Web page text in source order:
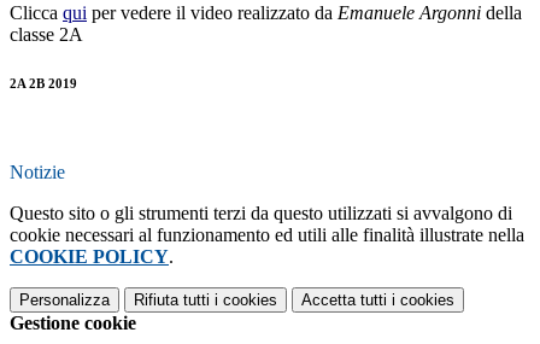
Clicca qui per vedere il video realizzato da Emanuele Argonni della
classe 2A
2A 2B 2019
Notizie
Questo sito o gli strumenti terzi da questo utilizzati si avvalgono di
cookie necessari al funzionamento ed utili alle finalità illustrate nella
COOKIE POLICY.
Personalizza Rifiuta tutti i cookies Accetta tutti i cookies
Gestione cookie